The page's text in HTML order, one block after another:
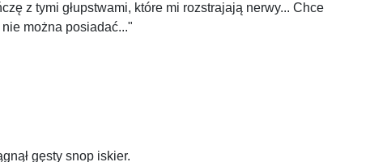
z tymi głupstwami, które mi rozstrajają nerwy... Chce
można posiadać..."
gęsty snop iskier.